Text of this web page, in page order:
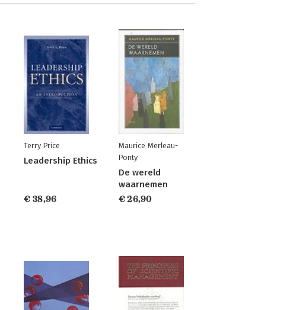
Terry Price
Leadership Ethics
€ 38,96
Maurice Merleau-
Ponty
De wereld
waarnemen
€ 26,90